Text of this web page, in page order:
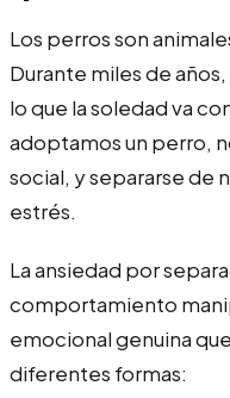
Los perros son
Durante miles de
lo que la soledad va
adoptamos un perro,
social, y separarse de
estrés.
La ansiedad por
comportamiento
emocional genuina
diferentes formas: